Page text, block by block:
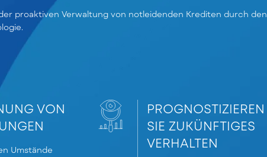
proaktiven Verwaltung von notleidenden Krediten durch den
VON
Umstände
PROGNOSTIZIEREN
SIE ZUKÜNFTIGES
VERHALTEN